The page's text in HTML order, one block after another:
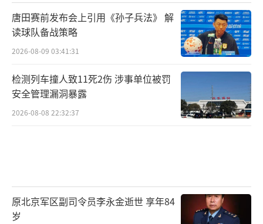
唐田赛前发布会上引用《孙子兵法》 解
读球队备战策略
2026-08-09 03:41:31
检测列车撞人致11死2伤 涉事单位被罚
安全管理漏洞暴露
2026-08-08 22:32:37
原北京军区副司令员李永金逝世 享年84
岁